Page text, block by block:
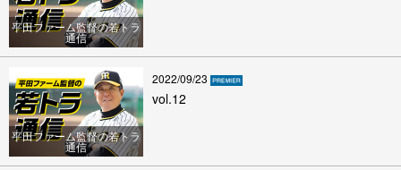
平田ファーム監督の若トラ
通信
平田ファーム監督の若トラ
通信
2022/09/23
vol.12